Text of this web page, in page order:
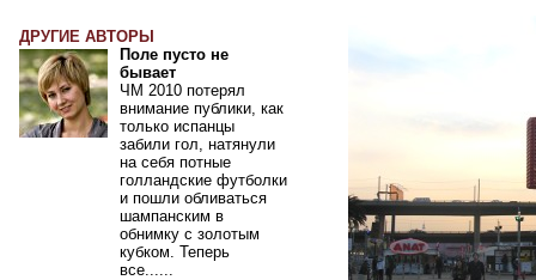
ДРУГИЕ АВТОРЫ
Поле пусто не
бывает
ЧМ 2010 потерял
внимание публики, как
только испанцы
забили гол, натянули
на себя потные
голландские футболки
и пошли обливаться
шампанским в
обнимку с золотым
кубком. Теперь
все......